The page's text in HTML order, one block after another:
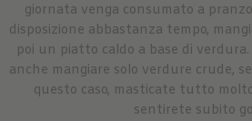
giornata venga consumato a
disposizione abbastanza tempo,
poi un piatto caldo a base di
anche mangiare solo verdure crude,
questo caso, masticate tutto
sentirete subito